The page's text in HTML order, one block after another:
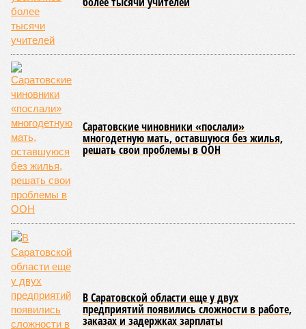
Саратовские чиновники «послали»
многодетную мать, оставшуюся без жилья,
решать свои проблемы в ООН
В Саратовской области еще у двух
предприятий появились сложности в работе,
заказах и задержках зарплаты